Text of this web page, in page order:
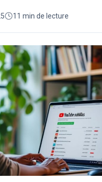
11 min de lecture